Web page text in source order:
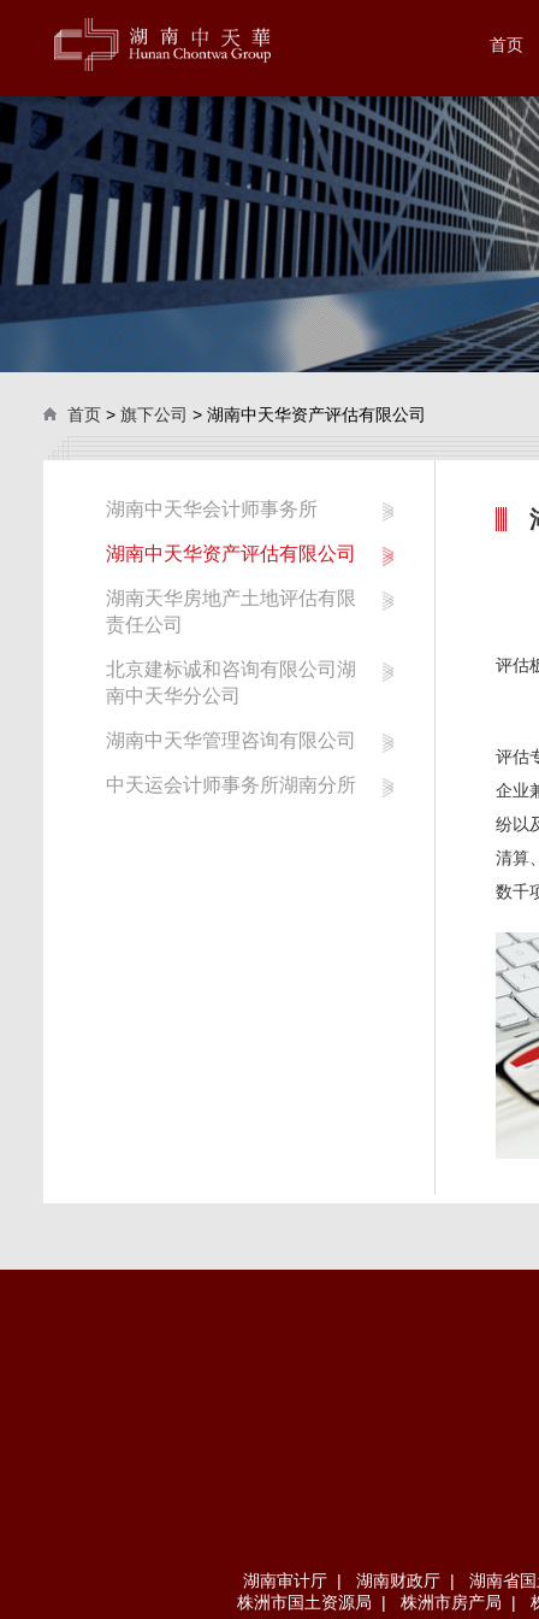
首页
首页> 旗下公司 > 湖南中天华资产评估有限公司
湖南中天华会计师事务所
湖南中天华资产评估有限公司
湖南天华房地产土地评估有限
责任公司
北京建标诚和咨询有限公司湖
南中天华分公司
湖南中天华管理咨询有限公司
中天运会计师事务所湖南分所
评估
评估
企业
纷以
清算
数千
湖南审计厅 | 湖南财政厅 |
湖南省
株洲市国土资源局
| 株洲市房产局 |